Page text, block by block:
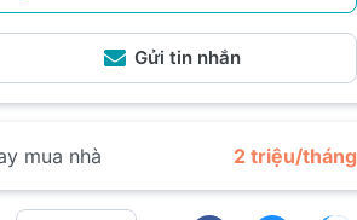
Gửi tin nhắn
mua nhà 2 triệu/tháng